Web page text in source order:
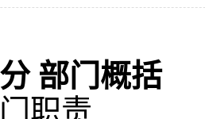
部门概括
职责